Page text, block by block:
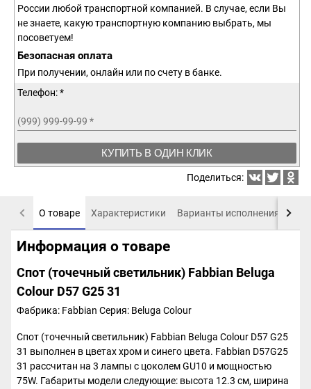
России любой транспортной компанией. В случае, если Вы
не знаете, какую транспортную компанию выбрать, мы
посоветуем!
Безопасная оплата
При получении, онлайн или по счету в банке.
Телефон: *
(999) 999-99-99 *
КУПИТЬ В ОДИН КЛИК
Поделиться:
О товаре Характеристики Варианты исполнения
Информация о товаре
Спот (точечный светильник) Fabbian Beluga
Colour D57 G25 31
Фабрика: Fabbian Серия: Beluga Colour
Спот (точечный светильник) Fabbian Beluga Colour D57 G25
31 выполнен в цветах хром и синего цвета. Fabbian D57G25
31 рассчитан на 3 лампы с цоколем GU10 и мощностью
75W. Габариты модели следующие: высота 12.3 см, ширина